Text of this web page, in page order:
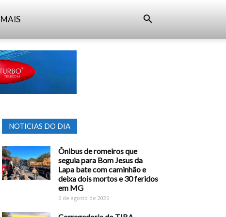
MAIS
NOTICIAS DO DIA
Ônibus de romeiros que
seguia para Bom Jesus da
Lapa bate com caminhão e
deixa dois mortos e 30 feridos
em MG
6 de agosto de 2026